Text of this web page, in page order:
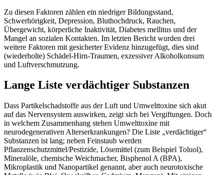
Zu diesen Faktoren zählen ein niedriger Bildungsstand,
Schwerhörigkeit, Depression, Bluthochdruck, Rauchen,
Übergewicht, körperliche Inaktivität, Diabetes mellitus und der
Mangel an sozialen Kontakten. Im letzten Bericht wurden drei
weitere Faktoren mit gesicherter Evidenz hinzugefügt, dies sind
(wiederholte) Schädel-Hirn-Traumen, exzessiver Alkoholkonsum
und Luftverschmutzung.
Lange Liste verdächtiger Substanzen
Dass Partikelschadstoffe aus der Luft und Umwelttoxine sich akut
auf das Nervensystem auswirken, zeigt sich bei Vergiftungen. Doch
in welchem Zusammenhang stehen Umwelttoxine mit
neurodegenerativen Alterserkrankungen? Die Liste „verdächtiger“
Substanzen ist lang; neben Feinstaub werden
Pflanzenschutzmittel/Pestizide, Lösemittel (zum Beispiel Toluol),
Mineralöle, chemische Weichmacher, Bisphenol A (BPA),
Mikroplastik und Nanopartikel genannt, aber auch neurotoxische